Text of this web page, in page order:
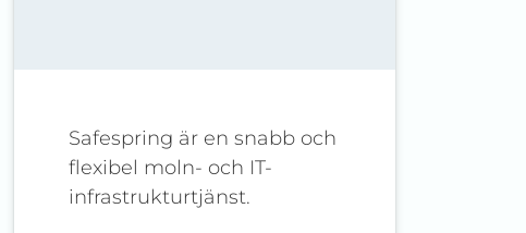
Safespring är en snabb och
flexibel moln- och IT-
infrastrukturtjänst.